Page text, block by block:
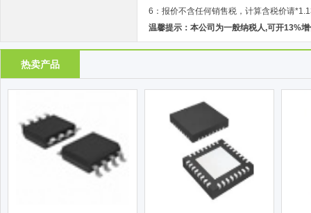
6：报价不含任何销售税，计算含税价请
温馨提示：本公司为一般纳税人,可开13%
热卖产品